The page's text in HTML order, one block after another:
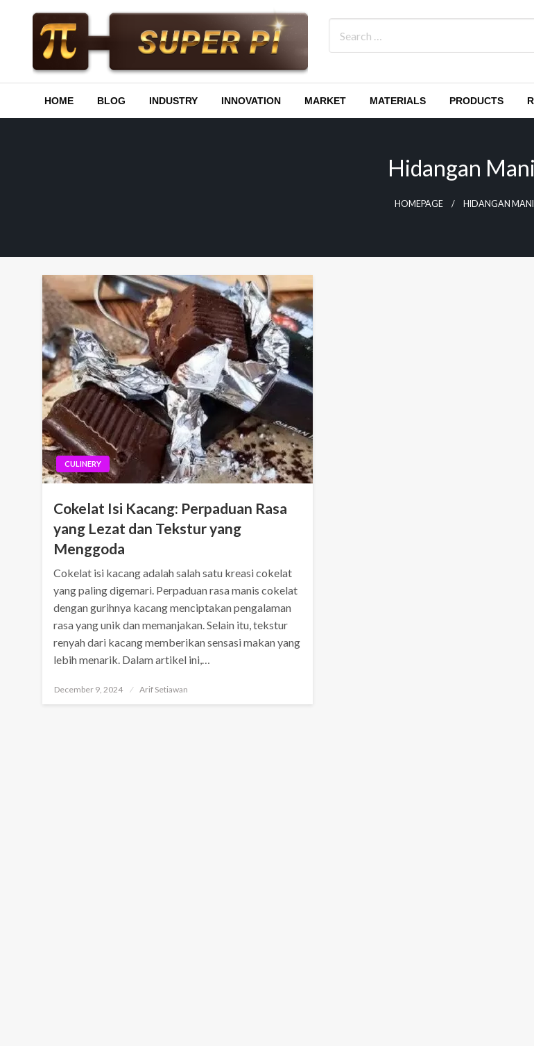
Superpi
HOME BLOG INDUSTRY INNOVATION MARKET MATERIALS PRODUCTS
Hidangan
HOMEPAGE HIDANGAN
CULINERY
Cokelat Isi Kacang: Perpaduan Rasa
yang Lezat dan Tekstur yang
Menggoda
Cokelat isi kacang adalah salah satu kreasi cokelat
yang paling digemari. Perpaduan rasa manis cokelat
dengan gurihnya kacang menciptakan pengalaman
rasa yang unik dan memanjakan. Selain itu, tekstur
renyah dari kacang memberikan sensasi makan yang
lebih menarik. Dalam artikel ini,…
Posted
December 9, 2024 Arif Setiawan